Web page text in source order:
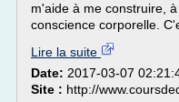
m'aide à me construire,
conscience corporelle.
Lire la suite
Date: 2017-03-07
Site : http://